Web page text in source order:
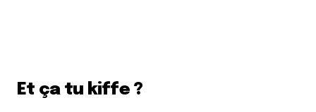
Et ça tu kiffe ?